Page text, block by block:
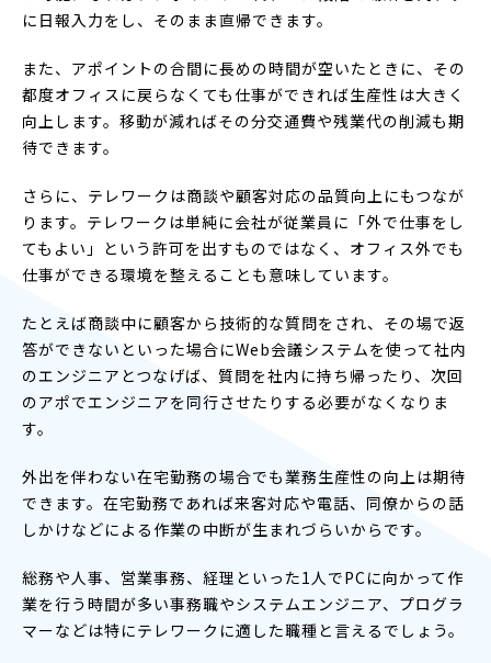
に日報入力をし、そのまま直帰できます。
また、アポイントの合間に長めの時間が空いたときに、その
都度オフィスに戻らなくても仕事ができれば生産性は大きく
向上します。移動が減ればその分交通費や残業代の削減も期
待できます。
さらに、テレワークは商談や顧客対応の品質向上にもつなが
ります。テレワークは単純に会社が従業員に「外で仕事をし
てもよい」という許可を出すものではなく、オフィス外でも
仕事ができる環境を整えることも意味しています。
たとえば商談中に顧客から技術的な質問をされ、その場で返
答ができないといった場合にWeb会議システムを使って社内
のエンジニアとつなげば、質問を社内に持ち帰ったり、次回
のアポでエンジニアを同行させたりする必要がなくなりま
す。
外出を伴わない在宅勤務の場合でも業務生産性の向上は期待
できます。在宅勤務であれば来客対応や電話、同僚からの話
しかけなどによる作業の中断が生まれづらいからです。
総務や人事、営業事務、経理といった1人でPCに向かって作
業を行う時間が多い事務職やシステムエンジニア、プログラ
マーなどは特にテレワークに適した職種と言えるでしょう。